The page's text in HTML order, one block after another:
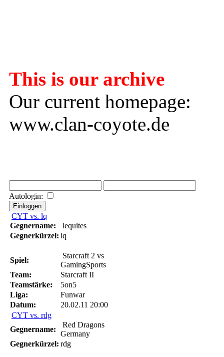
This is our archive
Our current homepage:
www.clan-coyote.de
Autologin:
CYT vs. lq
Gegnername:
lequites
Gegnerkürzel: lq
Spiel:
Starcraft 2 vs
GamingSports
Team:
Starcraft II
Teamstärke:
5on5
Liga:
Funwar
Datum:
20.02.11 20:00
CYT vs. rdg
Gegnername:
Red Dragons
Germany
Gegnerkürzel: rdg